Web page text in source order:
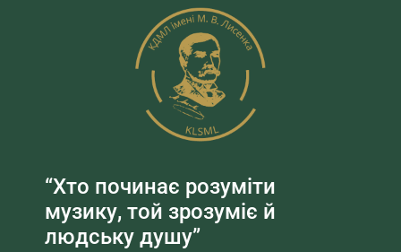
“Хто починає розуміти
музику, той зрозуміє й
людську душу”